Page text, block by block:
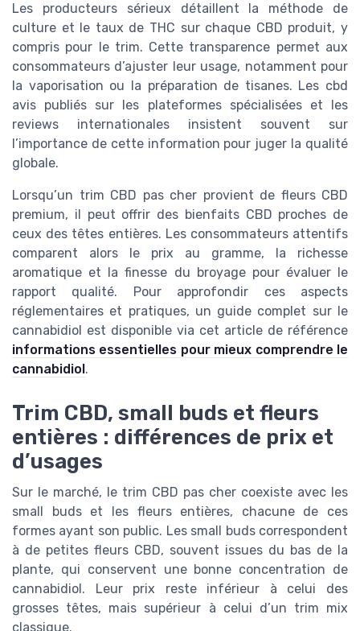
Les producteurs sérieux détaillent la méthode de
culture et le taux de THC sur chaque CBD produit, y
compris pour le trim. Cette transparence permet aux
consommateurs d’ajuster leur usage, notamment pour
la vaporisation ou la préparation de tisanes. Les cbd
avis publiés sur les plateformes spécialisées et les
reviews internationales insistent souvent sur
l’importance de cette information pour juger la qualité
globale.
Lorsqu’un trim CBD pas cher provient de fleurs CBD
premium, il peut offrir des bienfaits CBD proches de
ceux des têtes entières. Les consommateurs attentifs
comparent alors le prix au gramme, la richesse
aromatique et la finesse du broyage pour évaluer le
rapport qualité. Pour approfondir ces aspects
réglementaires et pratiques, un guide complet sur le
cannabidiol est disponible via cet article de référence
informations essentielles pour mieux comprendre le
cannabidiol .
Trim CBD, small buds et fleurs
entières : différences de prix et
d’usages
Sur le marché, le trim CBD pas cher coexiste avec les
small buds et les fleurs entières, chacune de ces
formes ayant son public. Les small buds correspondent
à de petites fleurs CBD, souvent issues du bas de la
plante, qui conservent une bonne concentration de
cannabidiol. Leur prix reste inférieur à celui des
grosses têtes, mais supérieur à celui d’un trim mix
classique.